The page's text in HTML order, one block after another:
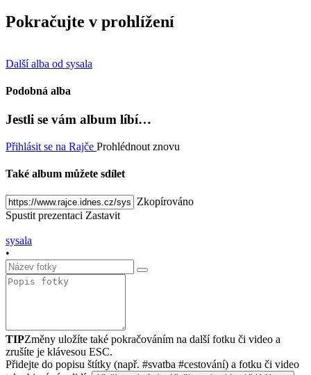
Pokračujte v prohlížení
Další alba od sysala
Podobná alba
Jestli se vám album líbí…
Přihlásit se na Rajče Prohlédnout znovu
Také album můžete sdílet
Zkopírováno
Spustit prezentaci Zastavit
sysala
•
TIPZměny uložíte také pokračováním na další fotku či video a
zrušíte je klávesou ESC.
Přidejte do popisu štítky (např. #svatba #cestování) a fotku či video